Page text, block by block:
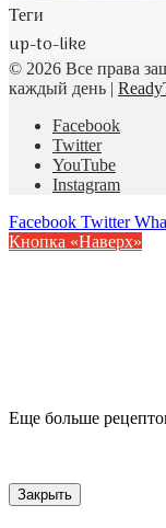
Теги
up-to-like
© 2026 Все права
каждый день |
Facebook
Twitter
YouTube
Instagram
Facebook Twitter
Кнопка «Наверх»
Еще больше
Закрыть